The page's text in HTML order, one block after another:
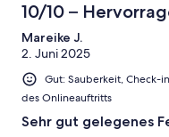
10/10 –
Mareike J.
2. Juni 2025
Gut: Sauberkeit, Check-
des Onlineauftritts
Sehr gut gelegenes